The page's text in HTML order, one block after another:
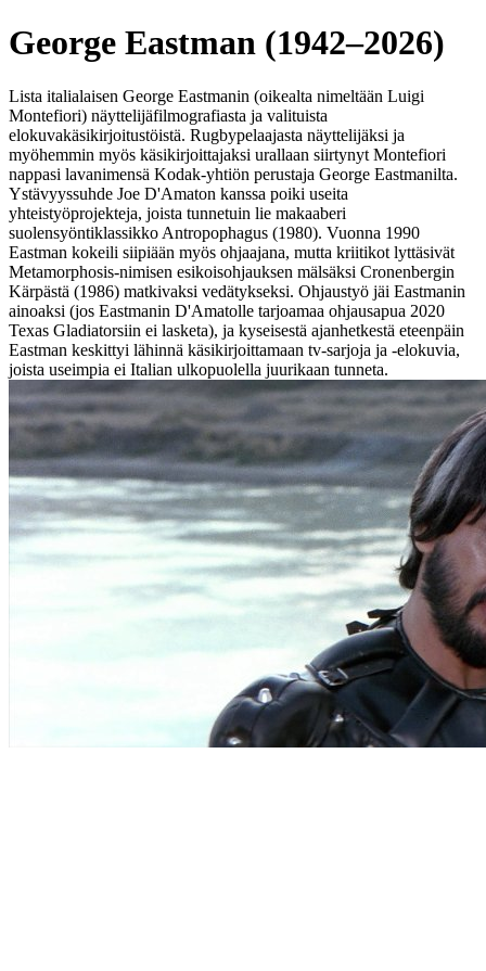
George Eastman (1942–2026)
Lista italialaisen George Eastmanin (oikealta nimeltään Luigi
Montefiori) näyttelijäfilmografiasta ja valituista
elokuvakäsikirjoitustöistä. Rugbypelaajasta näyttelijäksi ja
myöhemmin myös käsikirjoittajaksi urallaan siirtynyt Montefiori
nappasi lavanimensä Kodak-yhtiön perustaja George Eastmanilta.
Ystävyyssuhde Joe D'Amaton kanssa poiki useita
yhteistyöprojekteja, joista tunnetuin lie makaaberi
suolensyöntiklassikko Antropophagus (1980). Vuonna 1990
Eastman kokeili siipiään myös ohjaajana, mutta kriitikot lyttäsivät
Metamorphosis-nimisen esikoisohjauksen mälsäksi Cronenbergin
Kärpästä (1986) matkivaksi vedätykseksi. Ohjaustyö jäi Eastmanin
ainoaksi (jos Eastmanin D'Amatolle tarjoamaa ohjausapua 2020
Texas Gladiatorsiin ei lasketa), ja kyseisestä ajanhetkestä eteenpäin
Eastman keskittyi lähinnä käsikirjoittamaan tv-sarjoja ja -elokuvia,
joista useimpia ei Italian ulkopuolella juurikaan tunneta.